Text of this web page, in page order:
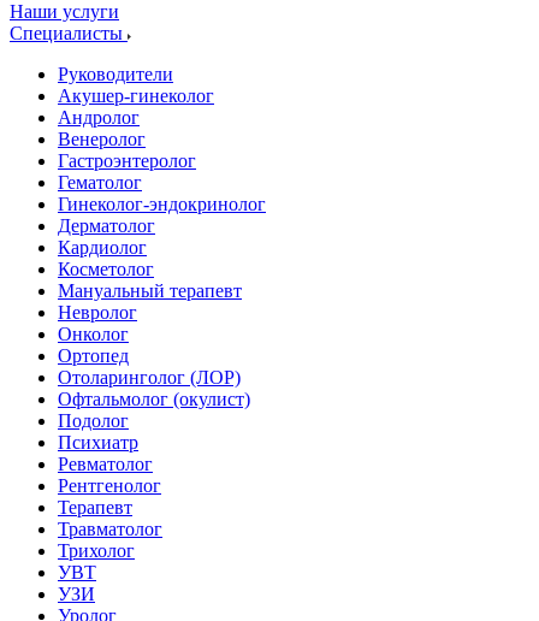
Наши услуги
Специалисты
Руководители
Акушер-гинеколог
Андролог
Венеролог
Гастроэнтеролог
Гематолог
Гинеколог-эндокринолог
Дерматолог
Кардиолог
Косметолог
Мануальный терапевт
Невролог
Онколог
Ортопед
Отоларинголог (ЛОР)
Офтальмолог (окулист)
Подолог
Психиатр
Ревматолог
Рентгенолог
Терапевт
Травматолог
Трихолог
УВТ
УЗИ
Уролог